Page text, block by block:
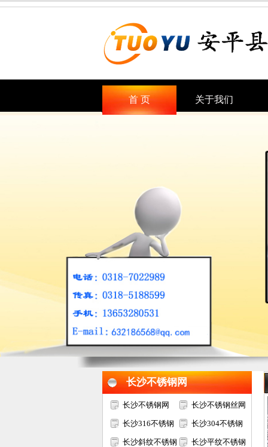
首 页 关于我们
1 2
长沙不锈钢网
长沙不锈钢网 长沙不锈钢丝网
长沙316不锈钢
网
长沙304不锈钢
网
长沙斜纹不锈钢 长沙平纹不锈钢